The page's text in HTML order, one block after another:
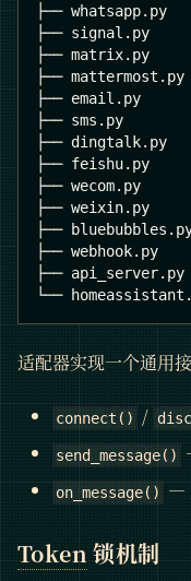
├── whatsapp.py
├── signal.py
├── matrix.py
├──
├── email.py
├── sms.py
├── dingtalk.py
├── feishu.py
├── wecom.py
├── weixin.py
├──
├── webhook.py
├──
└──
适配器实现一个通用接
connect() /
send_message()
on_message() —
Token 锁机制